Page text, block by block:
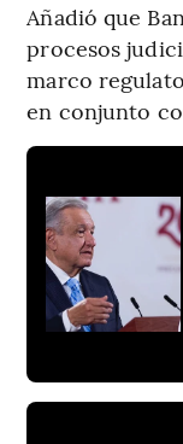
Añadió que
procesos
marco
en conjunto